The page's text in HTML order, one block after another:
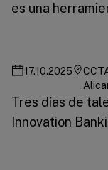
es una
17.10.2025
Tres días de
Innovation